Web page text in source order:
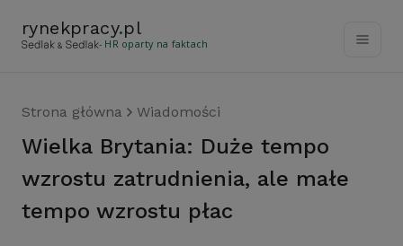
rynekpracy.pl
- HR oparty na faktach
Strona główna Wiadomości
Wielka Brytania: Duże tempo
wzrostu zatrudnienia, ale małe
tempo wzrostu płac